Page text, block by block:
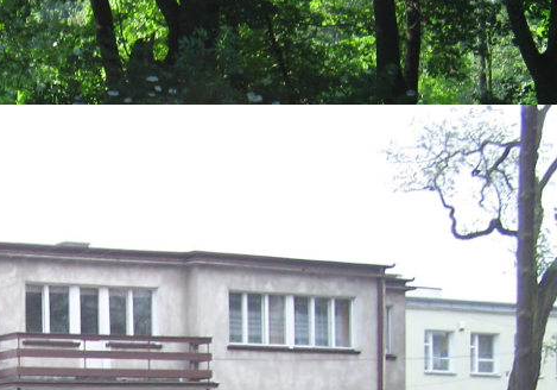
Szukaj...
20 LAT !!
Laureat Konkursu o
Nagrodę Marszałka